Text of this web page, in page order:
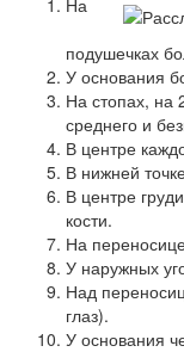
На
подушечках
У основания
На стопах, на
среднего и
В центре
В нижней
В центре
кости.
На
У наружных
Над
глаз).
У основания